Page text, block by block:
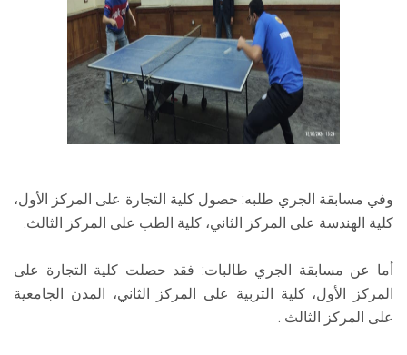
وفي مسابقة الجري طلبه: حصول كلية التجارة على المركز الأول،
كلية الهندسة على المركز الثاني، كلية الطب على المركز الثالث.
أما عن مسابقة الجري طالبات: فقد حصلت كلية التجارة على
المركز الأول، كلية التربية على المركز الثاني، المدن الجامعية
على المركز الثالث .